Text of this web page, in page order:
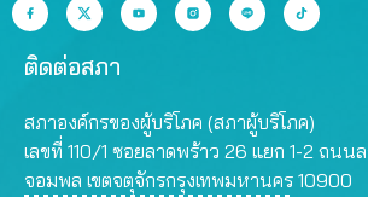
ติดต่อสภา
สภาองค์กรของผู้บริโภค (สภาผู้บริโภค)
เลขที่ 110/1 ซอยลาดพร้าว 26 แยก 1-2 ถนน
จอมพล เขตจตุจักรกรุงเทพมหานคร 10900